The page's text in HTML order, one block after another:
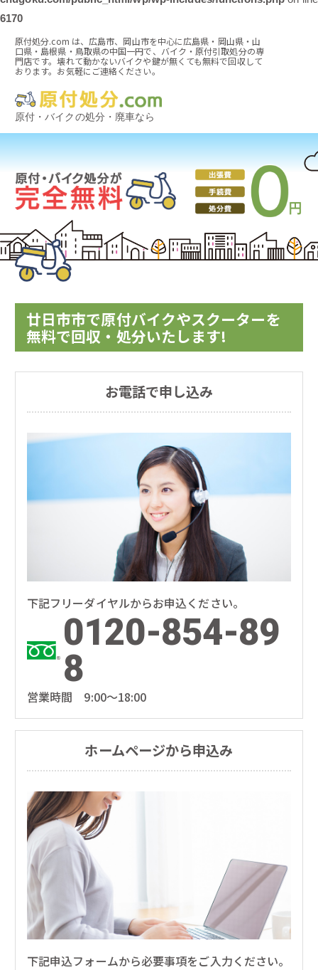
6170
原付処分.com は、広島市、岡山市を中心に広島県・岡山県・山
口県・島根県・鳥取県の中国一円で、バイク・原付引取処分の専
門店です。壊れて動かないバイクや鍵が無くても無料で回収して
おります。お気軽にご連絡ください。
原付・バイクの処分・廃車なら
廿日市市で原付バイクやスクーターを
無料で回収・処分いたします!
お電話で申し込み
下記フリーダイヤルからお申込ください。
0120-854-89
8
営業時間 9:00～18:00
ホームページから申込み
下記申込フォームから必要事項をご入力ください。